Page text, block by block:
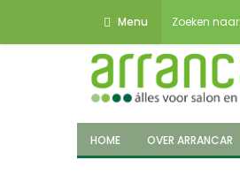
Menu
HOME OVER ARRANCAR